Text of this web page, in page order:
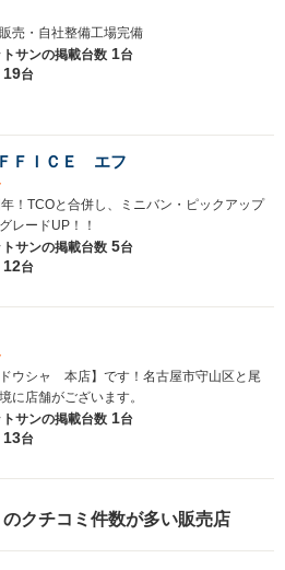
売・自社整備工場完備
トサンの掲載台数 1台
19台
ＦＩＣＥ エフ
！TCOと合併し、ミニバン・ピックアップ
レードUP！！
トサンの掲載台数 5台
12台
ドウシャ 本店】です！名古屋市守山区と尾
に店舗がございます。
トサンの掲載台数 1台
13台
クチコミ件数が多い販売店